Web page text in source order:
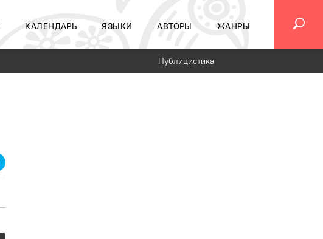
КАЛЕНДАРЬ ЯЗЫКИ АВТОРЫ ЖАНРЫ
Публицистика